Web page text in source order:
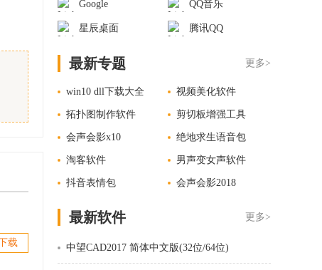
载
Google QQ音乐
星辰桌面 腾讯QQ
最新专题 更多>
win10 dll下载大全 视频美化软件
拓扑图制作软件 剪切板增强工具
会声会影x10 绝地求生语音包
淘客软件 男声变女声软件
抖音表情包 会声会影2018
最新软件 更多>
中望CAD2017 简体中文版(32位/64位)